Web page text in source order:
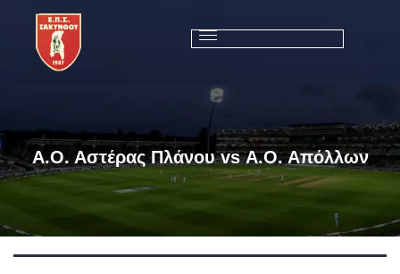
Α.Ο. Αστέρας Πλάνου vs Α.Ο. Απόλλων